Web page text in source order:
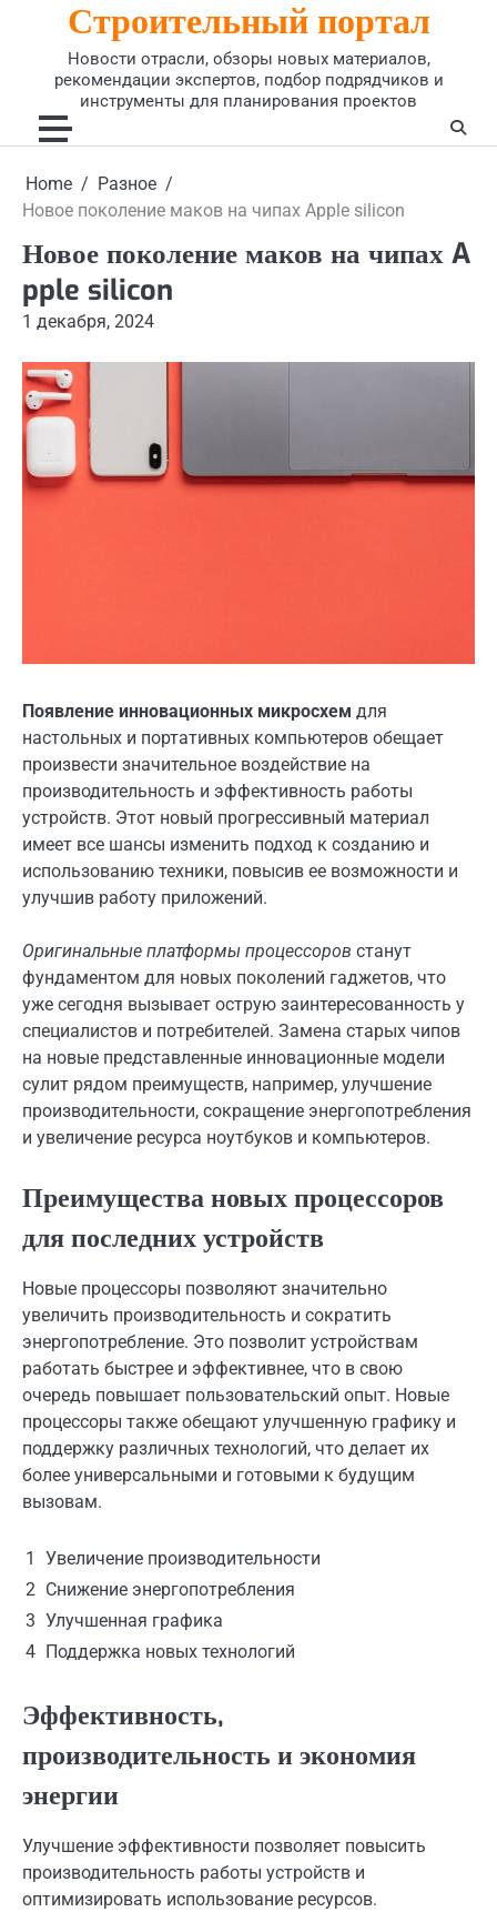
Строительный портал
Новости отрасли, обзоры новых материалов,
рекомендации экспертов, подбор подрядчиков и
инструменты для планирования проектов
Home
Разное
Новое поколение маков на чипах Apple silicon
Новое поколение маков на чипах A
pple silicon
1 декабря, 2024
Появление инновационных микросхем для
настольных и портативных компьютеров обещает
произвести значительное воздействие на
производительность и эффективность работы
устройств. Этот новый прогрессивный материал
имеет все шансы изменить подход к созданию и
использованию техники, повысив ее возможности и
улучшив работу приложений.
Оригинальные платформы процессоров станут
фундаментом для новых поколений гаджетов, что
уже сегодня вызывает острую заинтересованность у
специалистов и потребителей. Замена старых чипов
на новые представленные инновационные модели
сулит рядом преимуществ, например, улучшение
производительности, сокращение энергопотребления
и увеличение ресурса ноутбуков и компьютеров.
Преимущества новых процессоров
для последних устройств
Новые процессоры позволяют значительно
увеличить производительность и сократить
энергопотребление. Это позволит устройствам
работать быстрее и эффективнее, что в свою
очередь повышает пользовательский опыт. Новые
процессоры также обещают улучшенную графику и
поддержку различных технологий, что делает их
более универсальными и готовыми к будущим
вызовам.
1
Увеличение производительности
2 Снижение энергопотребления
3 Улучшенная графика
4
Поддержка новых технологий
Эффективность,
производительность и экономия
энергии
Улучшение эффективности позволяет повысить
производительность работы устройств и
оптимизировать использование ресурсов.